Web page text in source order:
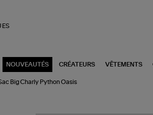
NOUVEAUTÉS CRÉATEURS VÊTEMENTS
Big Charly Python Oasis